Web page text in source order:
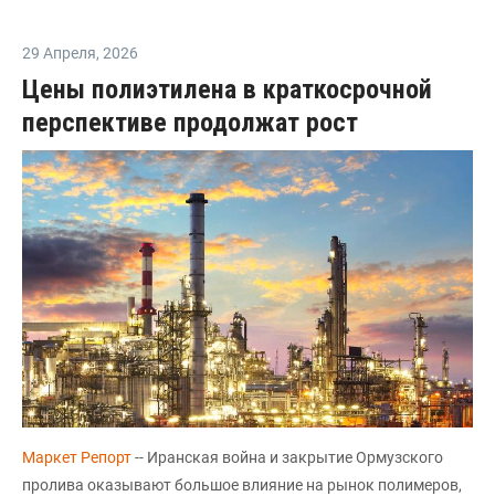
29 Апреля, 2026
Цены полиэтилена в краткосрочной
перспективе продолжат рост
Маркет Репорт-- Иранская война и закрытие Ормузского
пролива оказывают большое влияние на рынок полимеров,